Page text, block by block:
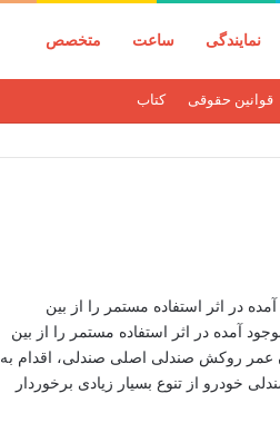
نمایندگی ساعت متخصص
قوانین حقوقی کتاب
در اثر استفاده مستمر را از بین
آمده در اثر استفاده مستمر را از بین
عمر روکش صندلی اصلی صندلی، اقدام به
از تنوع بسیار زیادی برخوردار